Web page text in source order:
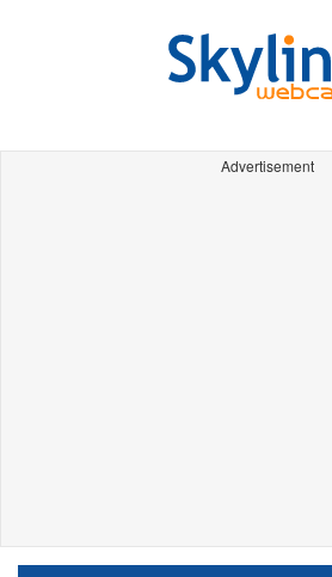
Advertisement